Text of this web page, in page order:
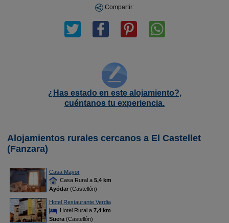
Compartir:
¿Has estado en este alojamiento?,
cuéntanos tu experiencia.
Alojamientos rurales cercanos a El Castellet
(Fanzara)
Casa Mayor
Casa Rural a 5,4 km
Ayódar(Castellón)
Hotel Restaurante Verdia
Hotel Rural a 7,4 km
Suera(Castellón)